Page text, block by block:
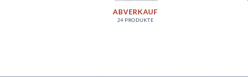
ABVERKAUF
24 PRODUKTE